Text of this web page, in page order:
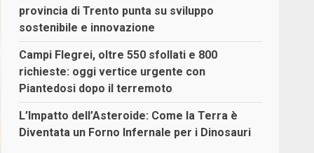
provincia di Trento punta su sviluppo
sostenibile e innovazione
Campi Flegrei, oltre 550 sfollati e 800
richieste: oggi vertice urgente con
Piantedosi dopo il terremoto
L’Impatto dell’Asteroide: Come la Terra è
Diventata un Forno Infernale per i Dinosauri